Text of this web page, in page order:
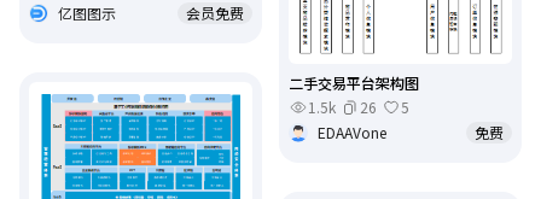
亿图图示
会员免费
二手交易平台架构图
1.5k
26
5
EDAAVone
免费